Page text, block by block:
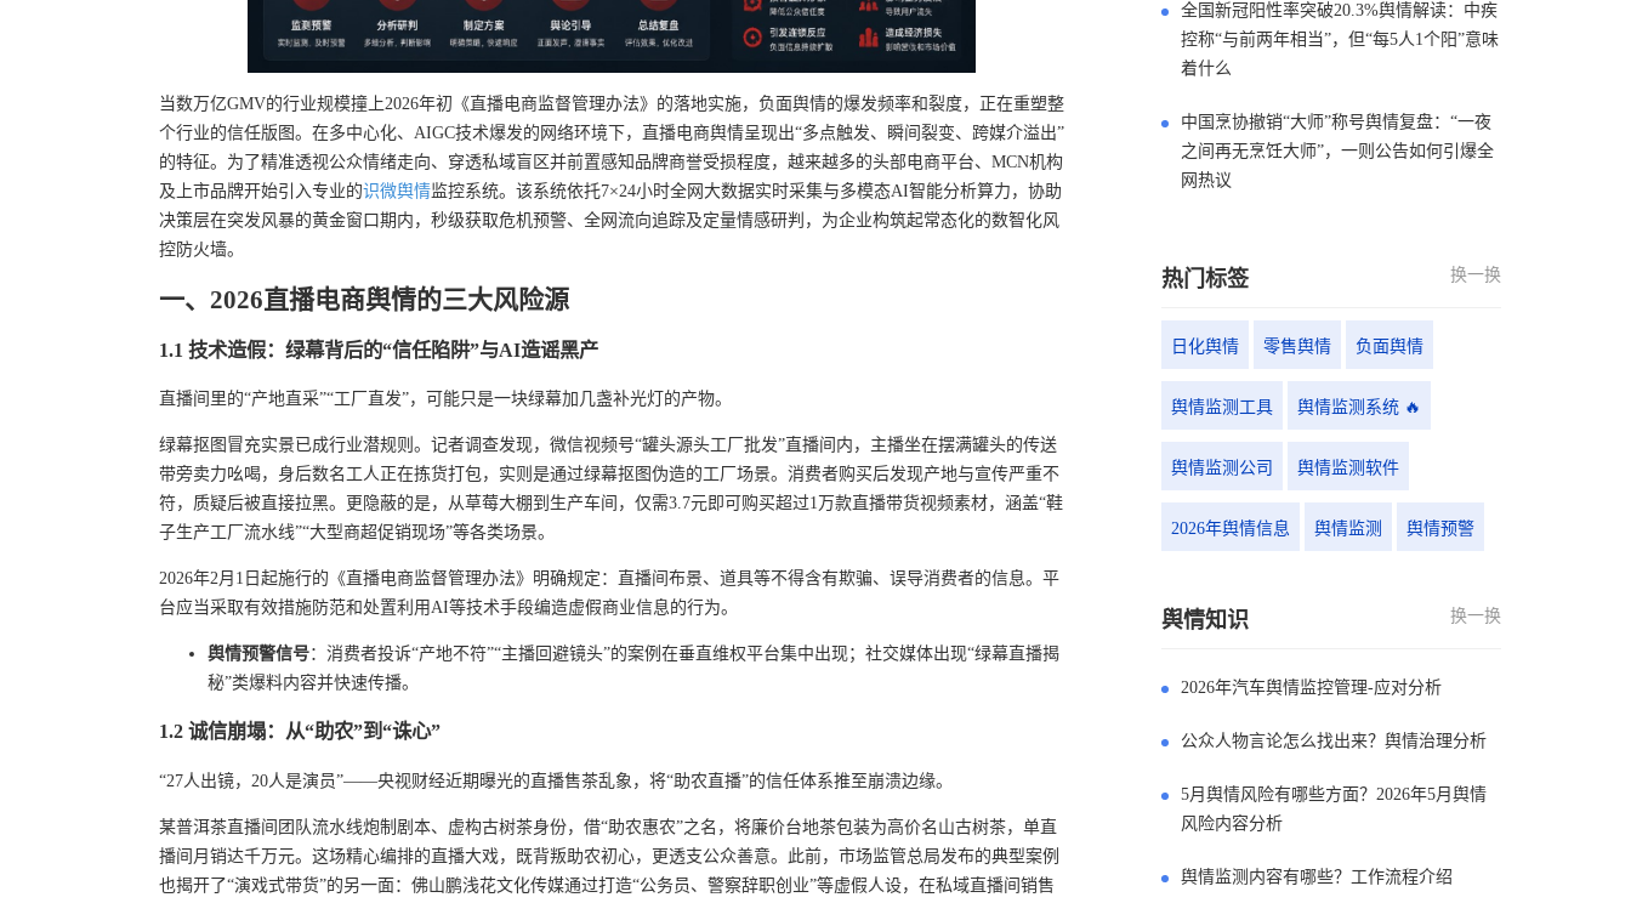
当数万亿GMV的行业规模撞上2026年初《直播电商监督管理办法》的落地实施，负面舆情的爆发频率和裂度，正在重塑整
个行业的信任版图。在多中心化、AIGC技术爆发的网络环境下，直播电商舆情呈现出“多点触发、瞬间裂变、跨媒介溢出”
的特征。为了精准透视公众情绪走向、穿透私域盲区并前置感知品牌商誉受损程度，越来越多的头部电商平台、MCN机构
及上市品牌开始引入专业的识微舆情监控系统。该系统依托7×24小时全网大数据实时采集与多模态AI智能分析算力，协助
决策层在突发风暴的黄金窗口期内，秒级获取危机预警、全网流向追踪及定量情感研判，为企业构筑起常态化的数智化风
控防火墙。
一、2026直播电商舆情的三大风险源
1.1 技术造假：绿幕背后的“信任陷阱”与AI造谣黑产
直播间里的“产地直采”“工厂直发”，可能只是一块绿幕加几盏补光灯的产物。
绿幕抠图冒充实景已成行业潜规则。记者调查发现，微信视频号“罐头源头工厂批发”直播间内，主播坐在摆满罐头的传送
带旁卖力吆喝，身后数名工人正在拣货打包，实则是通过绿幕抠图伪造的工厂场景。消费者购买后发现产地与宣传严重不
符，质疑后被直接拉黑。更隐蔽的是，从草莓大棚到生产车间，仅需3.7元即可购买超过1万款直播带货视频素材，涵盖“鞋
子生产工厂流水线”“大型商超促销现场”等各类场景。
2026年2月1日起施行的《直播电商监督管理办法》明确规定：直播间布景、道具等不得含有欺骗、误导消费者的信息。平
台应当采取有效措施防范和处置利用AI等技术手段编造虚假商业信息的行为。
舆情预警信号：消费者投诉“产地不符”“主播回避镜头”的案例在垂直维权平台集中出现；社交媒体出现“绿幕直播揭
秘”类爆料内容并快速传播。
1.2 诚信崩塌：从“助农”到“诛心”
“27人出镜，20人是演员”——央视财经近期曝光的直播售茶乱象，将“助农直播”的信任体系推至崩溃边缘。
某普洱茶直播间团队流水线炮制剧本、虚构古树茶身份，借“助农惠农”之名，将廉价台地茶包装为高价名山古树茶，单直
播间月销达千万元。这场精心编排的直播大戏，既背叛助农初心，更透支公众善意。此前，市场监管总局发布的典型案例
也揭开了“演戏式带货”的另一面：佛山鹏浅花文化传媒通过打造“公务员、警察辞职创业”等虚假人设，在私域直播间销售
全国新冠阳性率突破20.3%舆情解读：中疾
控称“与前两年相当”，但“每5人1个阳”意味
着什么
中国烹协撤销“大师”称号舆情复盘：“一夜
之间再无烹饪大师”，一则公告如何引爆全
网热议
热门标签 换一换
日化舆情 零售舆情 负面舆情
舆情监测工具 舆情监测系统 🔥
舆情监测公司 舆情监测软件
2026年舆情信息 舆情监测 舆情预警
舆情知识 换一换
2026年汽车舆情监控管理-应对分析
公众人物言论怎么找出来？舆情治理分析
5月舆情风险有哪些方面？2026年5月舆情
风险内容分析
舆情监测内容有哪些？工作流程介绍